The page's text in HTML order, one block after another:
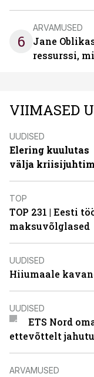
6
ARVAMUSED
Jane
ressurssi,
VIIMASED
UUDISED
Elering kuulutas
välja
TOP
TOP 231 | Eesti
maksuvõlglased
UUDISED
Hiiumaale
UUDISED
ETS Nord
ettevõttelt
ARVAMUSED